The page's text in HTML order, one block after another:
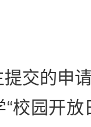
的申请
校园开